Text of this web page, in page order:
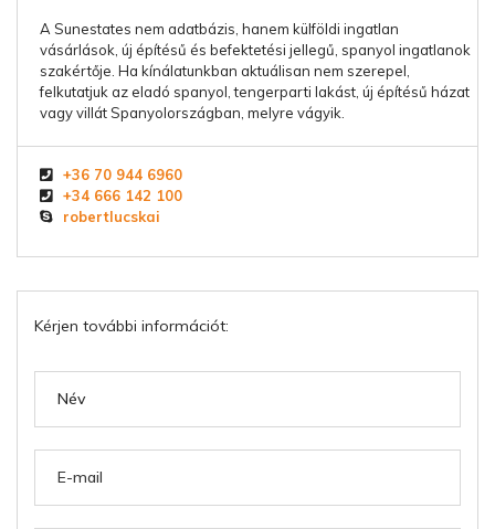
A Sunestates nem adatbázis, hanem külföldi ingatlan
vásárlások, új építésű és befektetési jellegű, spanyol ingatlanok
szakértője. Ha kínálatunkban aktuálisan nem szerepel,
felkutatjuk az eladó spanyol, tengerparti lakást, új építésű házat
vagy villát Spanyolországban, melyre vágyik.
+36 70 944 6960
+34 666 142 100
robertlucskai
Kérjen további információt: